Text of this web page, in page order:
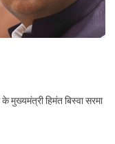
हिमंत बिस्वा सरमा